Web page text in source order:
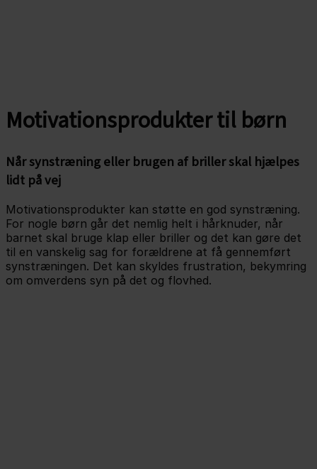
Motivationsprodukter til børn
Når synstræning eller brugen af briller skal hjælpes
lidt på vej
Motivationsprodukter kan støtte en god synstræning.
For nogle børn går det nemlig helt i hårknuder, når
barnet skal bruge klap eller briller og det kan gøre det
til en vanskelig sag for forældrene at få gennemført
synstræningen. Det kan skyldes frustration, bekymring
om omverdens syn på det og flovhed.